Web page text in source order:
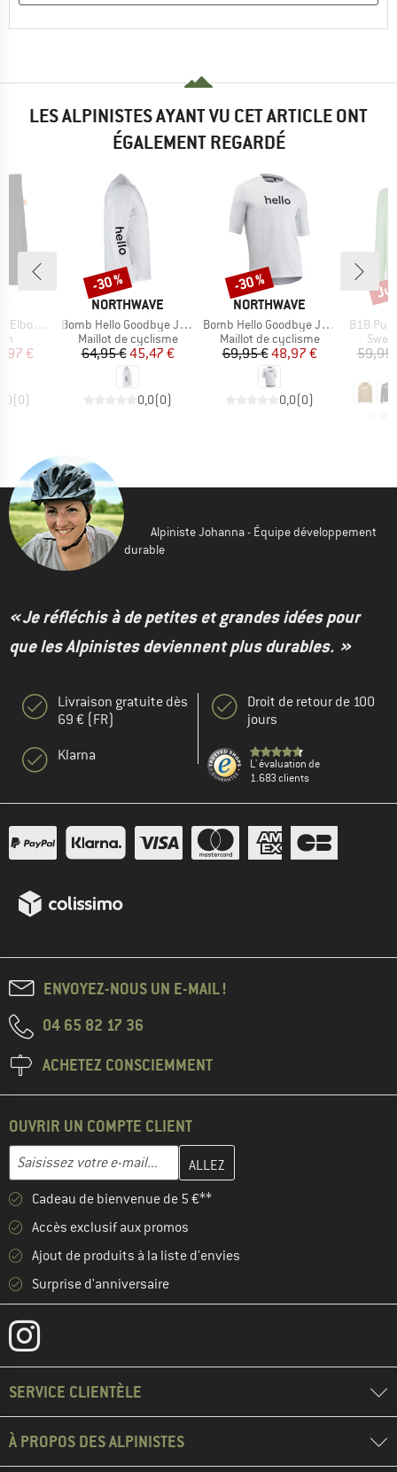
LES ALPINISTES AYANT VU CET ARTICLE ONT
ÉGALEMENT REGARDÉ
Guard
réduit
€
(0)
MARQUE
NORTHWAVE
Article
Bomb Hello Goodbye Jersey Short Sleeve
Product group
Maillot de cyclisme
Prix
64,95 €Prix réduit
45,47 €
0,0(0)
Remise
-30 %
MARQUE
NORTHWAVE
Article
Bomb Hello Goodbye Jersey Long Sleeve
Product group
Maillot de cyclisme
Prix
69,95 €Prix réduit
48,97 €
0,0(0)
Remise
-30 %
Article
B1B
59,95
Alpiniste Johanna - Équipe développement
durable
« Je réfléchis à de petites et grandes idées pour
que les Alpinistes deviennent plus durables. »
Livraison gratuite dès
69 € (FR)
Klarna
Droit de retour de 100
jours
L' évaluation de
1.683 clients
ENVOYEZ-NOUS UN E-MAIL !
04 65 82 17 36
ACHETEZ CONSCIEMMENT
OUVRIR UN COMPTE CLIENT
Adresse e-mail
Entrez votre adresse e-mail ici et créez votre compte client à la
Cadeau de bienvenue de 5 €**
Accès exclusif aux promos
Ajout de produits à la liste d'envies
Surprise d'anniversaire
SERVICE CLIENTÈLE
À PROPOS DES ALPINISTES